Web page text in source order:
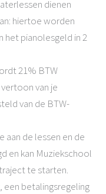
dienen
hiertoe worden
het pianolesgeld in 2
21% BTW
van je
van de BTW-
aan de lessen en de
en kan Muziekschool
te starten.
een betalingsregeling